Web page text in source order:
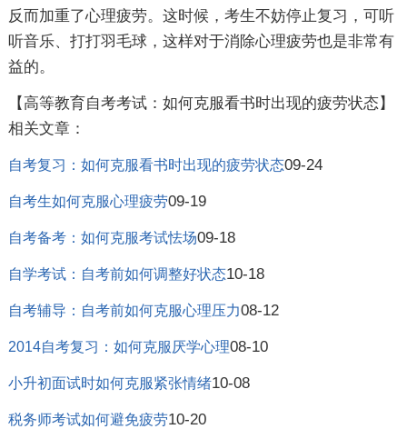
反而加重了心理疲劳。这时候，考生不妨停止复习，可听
听音乐、打打羽毛球，这样对于消除心理疲劳也是非常有
益的。
【高等教育自考考试：如何克服看书时出现的疲劳状态】
相关文章：
自考复习：如何克服看书时出现的疲劳状态09-24
自考生如何克服心理疲劳09-19
自考备考：如何克服考试怯场09-18
自学考试：自考前如何调整好状态10-18
自考辅导：自考前如何克服心理压力08-12
2014自考复习：如何克服厌学心理08-10
小升初面试时如何克服紧张情绪10-08
税务师考试如何避免疲劳10-20